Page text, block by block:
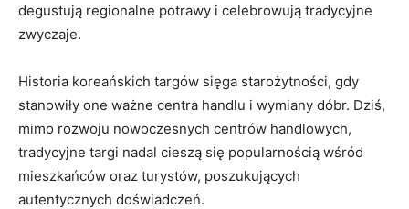
degustują regionalne potrawy ‍i celebrowują⁤ tradycyjne
zwyczaje.
Historia koreańskich targów sięga ‌starożytności, gdy
stanowiły ‌one‍ ważne centra handlu i wymiany dóbr.⁢ Dziś,
mimo ‌rozwoju nowoczesnych centrów⁢ handlowych,
tradycyjne⁢ targi nadal cieszą ⁢się popularnością wśród
mieszkańców ⁤oraz turystów, poszukujących
autentycznych doświadczeń.